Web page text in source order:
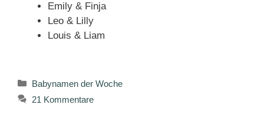
Emily & Finja
Leo & Lilly
Louis & Liam
Kategorien
Babynamen der Woche
21 Kommentare